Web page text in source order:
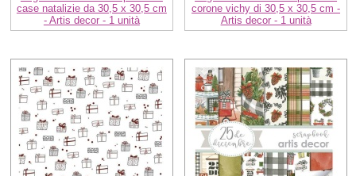
case natalizie da 30,5 x 30,5 cm
- Artis decor - 1 unità
corone vichy di 30,5 x 30,5 cm -
Artis decor - 1 unità